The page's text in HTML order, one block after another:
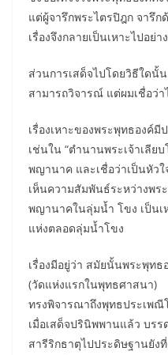
แต่ผู้จารึกพระไตรปิฎก จารึ
เรื่องจึงกลายเป็นเหาะไปอย่า
ส่วนการเสด็จไปโดยวิธีใดนั้
สามารถวิจารณ์ แต่ผมเชื่อว่
เรื่องเหาะของพระพุทธองค์
เช่นใน “ตำนานพระเจ้าเลีย
พญานาค และเชื่อว่าเป็นหัว
เห็นความสัมพันธ์ระหว่างพร
พญานาคในลุ่มน้ำ โขง เป็น
แห่งตลอดลุ่มน้ำโขง
เรื่องมีอยู่ว่า สมัยนั้นพระพุท
(วัดแห่งแรกในพุทธศาสนา)
ทรงพิจารณาถึงพุทธประเพณี
เมื่อเสด็จปรินิพพานแล้ว บรร
สารีริกธาตุไปประดิษฐานยัง